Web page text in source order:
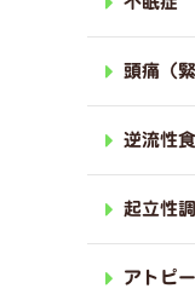
頭痛（
逆流性
起立性
アトピー